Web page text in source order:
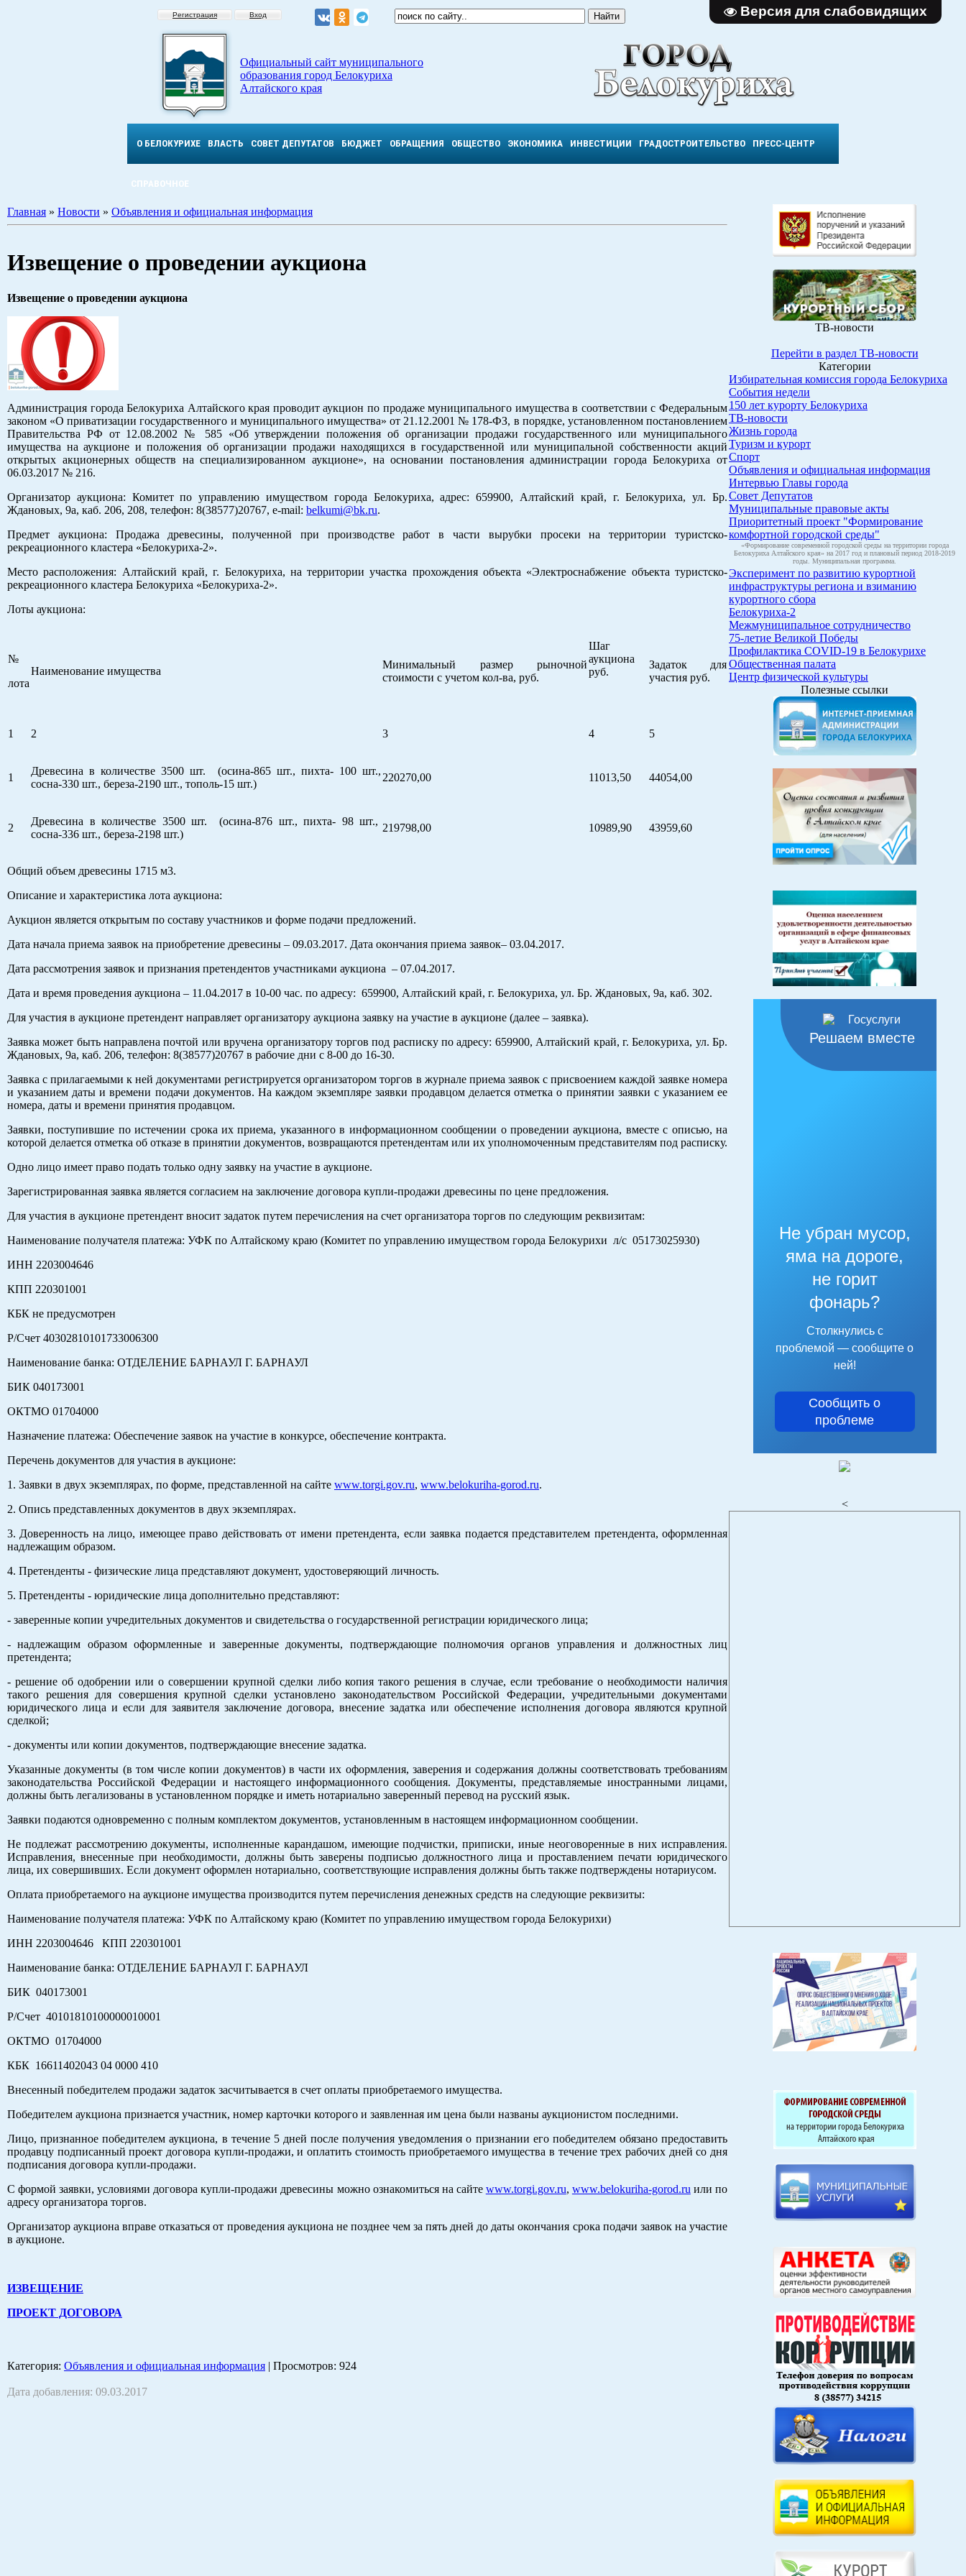
Версия для слабовидящих
Регистрация Вход
Официальный сайт муниципального
образования город Белокуриха
Алтайского края
О БЕЛОКУРИХЕ ВЛАСТЬ СОВЕТ ДЕПУТАТОВ БЮДЖЕТ ОБРАЩЕНИЯ ОБЩЕСТВО ЭКОНОМИКА ИНВЕСТИЦИИ ГРАДОСТРОИТЕЛЬСТВО ПРЕСС-ЦЕНТР
СПРАВОЧНОЕ
Главная » Новости » Объявления и официальная информация
Извещение о проведении аукциона
Извещение о проведении аукциона
Администрация города Белокуриха Алтайского края проводит аукцион по продаже муниципального имущества в соответствии с Федеральным
законом «О приватизации государственного и муниципального имущества» от 21.12.2001 № 178-ФЗ, в порядке, установленном постановлением
Правительства РФ от 12.08.2002 № 585 «Об утверждении положения об организации продажи государственного или муниципального
имущества на аукционе и положения об организации продажи находящихся в государственной или муниципальной собственности акций
открытых акционерных обществ на специализированном аукционе», на основании постановления администрации города Белокуриха от
06.03.2017 № 216.
Организатор аукциона: Комитет по управлению имуществом города Белокуриха, адрес: 659900, Алтайский край, г. Белокуриха, ул. Бр.
Ждановых, 9а, каб. 206, 208, телефон: 8(38577)20767, e-mail: belkumi@bk.ru.
Предмет аукциона: Продажа древесины, полученной при производстве работ в части вырубки просеки на территории туристско-
рекреационного кластера «Белокуриха-2».
Место расположения: Алтайский край, г. Белокуриха, на территории участка прохождения объекта «Электроснабжение объекта туристско-
рекреационного кластера Белокуриха «Белокуриха-2».
Лоты аукциона:
№
лота
Наименование имущества
Минимальный размер рыноч­ной
стоимости с учетом кол-ва, руб.
Шаг
аукциона
руб.
Задаток для
участия руб.
1 2 3 4 5
1
Древесина в количестве 3500 шт. (осина-865 шт., пихта- 100 шт.,
сосна-330 шт., береза-2190 шт., тополь-15 шт.)
220270,00 11013,50 44054,00
2
Древесина в количестве 3500 шт. (осина-876 шт., пихта- 98 шт.,
сосна-336 шт., береза-2198 шт.)
219798,00 10989,90 43959,60
Общий объем древесины 1715 м3.
Описание и характеристика лота аукциона:
Аукцион является открытым по составу участников и форме подачи предложений.
Дата начала приема заявок на приобретение древесины – 09.03.2017. Дата окончания приема заявок– 03.04.2017.
Дата рассмотрения заявок и признания претендентов участниками аукциона – 07.04.2017.
Дата и время проведения аукциона – 11.04.2017 в 10-00 час. по адресу: 659900, Алтайский край, г. Белокуриха, ул. Бр. Ждановых, 9а, каб. 302.
Для участия в аукционе претендент направляет организатору аукциона заявку на участие в аукционе (далее – заявка).
Заявка может быть направлена почтой или вручена организатору торгов под расписку по адресу: 659900, Алтайский край, г. Белокуриха, ул. Бр.
Ждановых, 9а, каб. 206, телефон: 8(38577)20767 в рабочие дни с 8-00 до 16-30.
Заявка с прилагаемыми к ней документами регистрируется организатором торгов в журнале приема заявок с присвоением каждой заявке номера
и указанием даты и времени подачи документов. На каждом экземпляре заявки продавцом делается отметка о принятии заявки с указанием ее
номера, даты и времени принятия продавцом.
Заявки, поступившие по истечении срока их приема, указанного в информационном сообщении о проведении аукциона, вместе с описью, на
которой делается отметка об отказе в принятии документов, возвращаются претендентам или их уполномоченным представителям под расписку.
Одно лицо имеет право подать только одну заявку на участие в аукционе.
Зарегистрированная заявка является согласием на заключение договора купли-продажи древесины по цене предложения.
Для участия в аукционе претендент вносит задаток путем перечисления на счет организатора торгов по следующим реквизитам:
Наименование получателя платежа: УФК по Алтайскому краю (Комитет по управлению имуществом города Белокурихи л/с 05173025930)
ИНН 2203004646
КПП 220301001
КБК не предусмотрен
Р/Счет 40302810101733006300
Наименование банка: ОТДЕЛЕНИЕ БАРНАУЛ Г. БАРНАУЛ
БИК 040173001
ОКТМО 01704000
Назначение платежа: Обеспечение заявок на участие в конкурсе, обеспечение контракта.
Перечень документов для участия в аукционе:
1. Заявки в двух экземплярах, по форме, представленной на сайте www.torgi.gov.ru, www.belokuriha-gorod.ru.
2. Опись представленных документов в двух экземплярах.
3. Доверенность на лицо, имеющее право действовать от имени претендента, если заявка подается представителем претендента, оформленная
надлежащим образом.
4. Претенденты - физические лица представляют документ, удостоверяющий личность.
5. Претенденты - юридические лица дополнительно представляют:
- заверенные копии учредительных документов и свидетельства о государственной регистрации юридического лица;
- надлежащим образом оформленные и заверенные документы, подтверждающие полномочия органов управления и должностных лиц
претендента;
- решение об одобрении или о совершении крупной сделки либо копия такого решения в случае, если требование о необходимости наличия
такого решения для совершения крупной сделки установлено законодательством Российской Федерации, учредительными документами
юридического лица и если для заявителя заключение договора, внесение задатка или обеспечение исполнения договора являются крупной
сделкой;
- документы или копии документов, подтверждающие внесение задатка.
Указанные документы (в том числе копии документов) в части их оформления, заверения и содержания должны соответствовать требованиям
законодательства Российской Федерации и настоящего информационного сообщения. Документы, представляемые иностранными лицами,
должны быть легализованы в установленном порядке и иметь нотариально заверенный перевод на русский язык.
Заявки подаются одновременно с полным комплектом документов, установленным в настоящем информационном сообщении.
Не подлежат рассмотрению документы, исполненные карандашом, имеющие подчистки, приписки, иные неоговоренные в них исправления.
Исправления, внесенные при необходимости, должны быть заверены подписью должностного лица и проставлением печати юридического
лица, их совершивших. Если документ оформлен нотариально, соответствующие исправления должны быть также подтверждены нотариусом.
Оплата приобретаемого на аукционе имущества производится путем перечисления денежных средств на следующие реквизиты:
Наименование получателя платежа: УФК по Алтайскому краю (Комитет по управлению имуществом города Белокурихи)
ИНН 2203004646 КПП 220301001
Наименование банка: ОТДЕЛЕНИЕ БАРНАУЛ Г. БАРНАУЛ
БИК 040173001
Р/Счет 40101810100000010001
ОКТМО 01704000
КБК 16611402043 04 0000 410
Внесенный победителем продажи задаток засчитывается в счет оплаты приобретаемого имущества.
Победителем аукциона признается участник, номер карточки которого и заявленная им цена были названы аукционистом последними.
Лицо, признанное победителем аукциона, в течение 5 дней после получения уведомления о признании его победителем обязано предоставить
продавцу подписанный проект договора купли-продажи, и оплатить стоимость приобретаемого имущества в течение трех рабочих дней со дня
подписания договора купли-продажи.
С формой заявки, условиями договора купли-продажи древесины можно ознакомиться на сайте www.torgi.gov.ru, www.belokuriha-gorod.ru или по
адресу организатора торгов.
Организатор аукциона вправе отказаться от проведения аукциона не позднее чем за пять дней до даты окончания срока подачи заявок на участие
в аукционе.
ИЗВЕЩЕНИЕ
ПРОЕКТ ДОГОВОРА
Категория: Объявления и официальная информация | Просмотров: 924
Дата добавления: 09.03.2017
ТВ-новости
Перейти в раздел ТВ-новости
Категории
Избирательная комиссия города Белокуриха
События недели
150 лет курорту Белокуриха
ТВ-новости
Жизнь города
Туризм и курорт
Спорт
Объявления и официальная информация
Интервью Главы города
Совет Депутатов
Муниципальные правовые акты
Приоритетный проект "Формирование
комфортной городской среды"
«Формирование современной городской среды на территории города
Белокуриха Алтайского края» на 2017 год и плановый период 2018-2019
годы. Муниципальная программа.
Эксперимент по развитию курортной
инфраструктуры региона и взиманию
курортного сбора
Белокуриха-2
Межмуниципальное сотрудничество
75-летие Великой Победы
Профилактика COVID-19 в Белокурихе
Общественная палата
Центр физической культуры
Полезные ссылки
Решаем вместе
Не убран мусор,
яма на дороге,
не горит
фонарь?
Столкнулись с
проблемой — сообщите о
ней!
Сообщить о
проблеме
<